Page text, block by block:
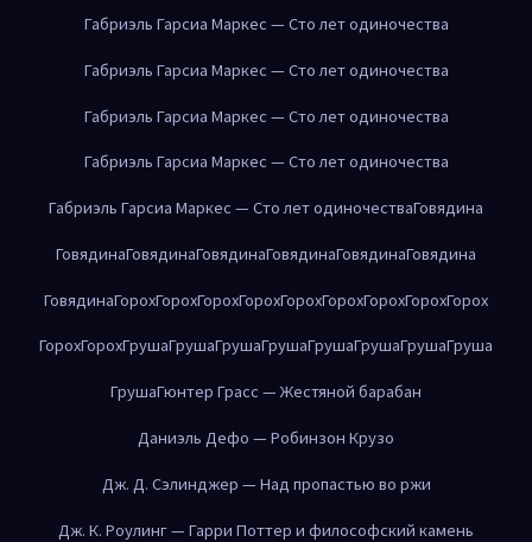
Габриэль Гарсиа Маркес — Сто лет одиночества
Габриэль Гарсиа Маркес — Сто лет одиночества
Габриэль Гарсиа Маркес — Сто лет одиночества
Габриэль Гарсиа Маркес — Сто лет одиночества
Габриэль Гарсиа Маркес — Сто лет одиночестваГовядина
ГовядинаГовядинаГовядинаГовядинаГовядинаГовядина
ГовядинаГорохГорохГорохГорохГорохГорохГорохГорохГорох
ГорохГорохГрушаГрушаГрушаГрушаГрушаГрушаГрушаГруша
ГрушаГюнтер Грасс — Жестяной барабан
Даниэль Дефо — Робинзон Крузо
Дж. Д. Сэлинджер — Над пропастью во ржи
Дж. К. Роулинг — Гарри Поттер и философский камень